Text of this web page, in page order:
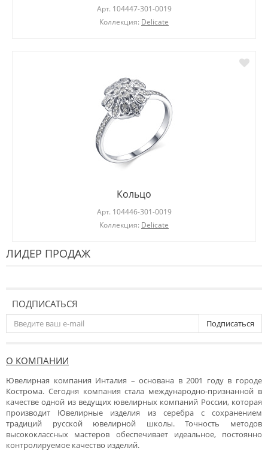
Арт. 104447-301-0019
Коллекция: Delicate
Кольцо
Арт. 104446-301-0019
Коллекция: Delicate
ЛИДЕР ПРОДАЖ
ПОДПИСАТЬСЯ
Подписаться
О КОМПАНИИ
Ювелирная компания Инталия – основана в 2001 году в городе
Кострома. Сегодня компания стала международно-признанной в
качестве одной из ведущих ювелирных компаний России, которая
производит Ювелирные изделия из серебра с сохранением
традиций русской ювелирной школы. Точность методов
высококлассных мастеров обеспечивает идеальное, постоянно
контролируемое качество изделий.